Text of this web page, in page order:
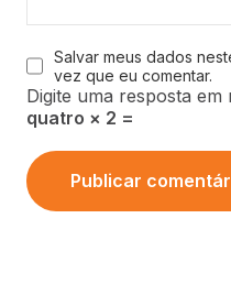
Salvar meus dados
vez que eu comentar.
Digite uma resposta em
quatro × 2 =